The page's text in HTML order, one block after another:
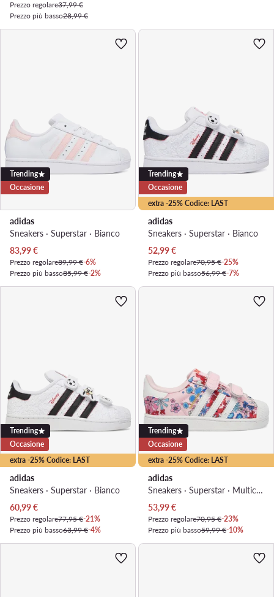
Prezzo regolare37,99 €
Prezzo più basso28,99 €
Trending
Occasione
adidas
Sneakers · Superstar · Bianco
Prezzo attuale
83,99€
Prezzo regolare89,99 €-6%
Prezzo più basso85,99 €-2%
extra -25% Codice: LAST
Trending
Occasione
adidas
Sneakers · Superstar · Bianco
Prezzo attuale
52,99€
Prezzo regolare70,95 €-25%
Prezzo più basso56,99 €-7%
extra -25% Codice: LAST
Trending
Occasione
adidas
Sneakers · Superstar · Bianco
Prezzo attuale
60,99€
Prezzo regolare77,95 €-21%
Prezzo più basso63,99 €-4%
extra -25% Codice: LAST
Trending
Occasione
adidas
Sneakers · Superstar · Multicolore
Prezzo attuale
53,99€
Prezzo regolare70,95 €-23%
Prezzo più basso59,99 €-10%